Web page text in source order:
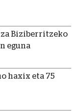
Biziberritzeko
eguna
haxix eta 75